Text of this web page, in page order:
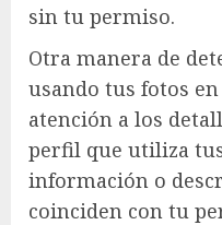
sin tu permiso.
Otra manera de
usando tus fotos
atención a los
perfil que utiliza
información o
coinciden con tu